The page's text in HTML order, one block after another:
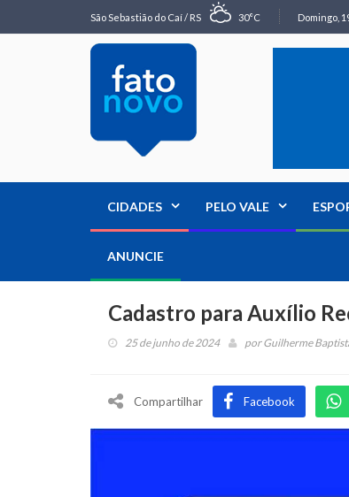
São Sebastião do Caí / RS 30°C Domingo,
CIDADES PELO VALE
ANUNCIE
Cadastro para Auxílio
25 de junho de 2024 porGuilherme
Compartilhar Facebook